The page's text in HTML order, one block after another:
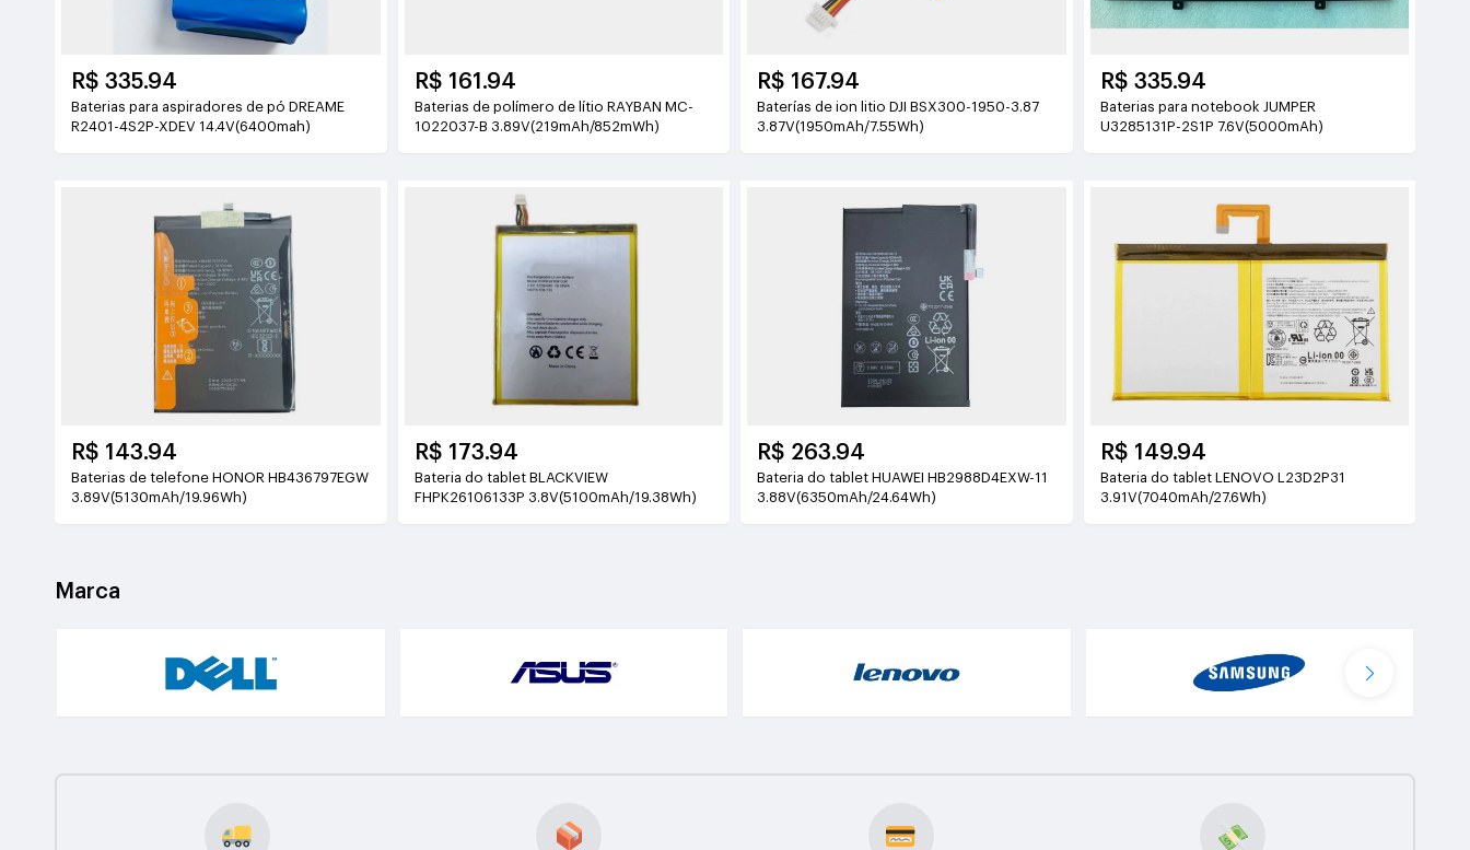
R$ 335.94
Baterias para aspiradores de pó DREAME
R2401-4S2P-XDEV 14.4V(6400mah)
R$ 161.94
Baterias de polímero de lítio RAYBAN MC-
1022037-B 3.89V(219mAh/852mWh)
R$ 167.94
Baterías de ion litio DJI BSX300-1950-3.87
3.87V(1950mAh/7.55Wh)
R$ 335.94
Baterias para notebook JUMPER
U3285131P-2S1P 7.6V(5000mAh)
R$ 143.94
Baterias de telefone HONOR HB436797EGW
3.89V(5130mAh/19.96Wh)
R$ 173.94
Bateria do tablet BLACKVIEW
FHPK26106133P 3.8V(5100mAh/19.38Wh)
R$ 263.94
Bateria do tablet HUAWEI HB2988D4EXW-11
3.88V(6350mAh/24.64Wh)
R$ 149.94
Bateria do tablet LENOVO L23D2P31
3.91V(7040mAh/27.6Wh)
Marca